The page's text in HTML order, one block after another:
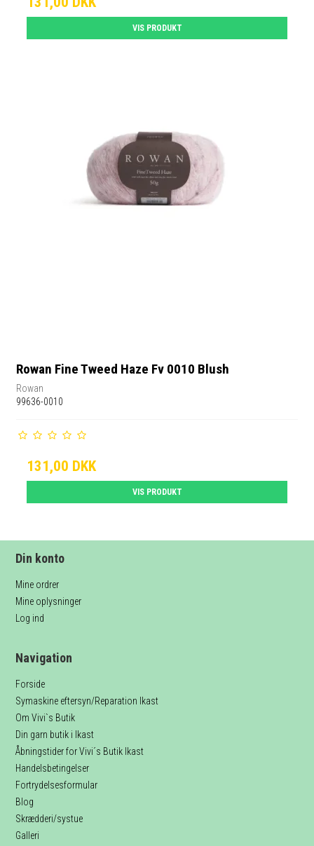
VIS PRODUKT
Rowan Fine Tweed Haze Fv 0010 Blush
Rowan
99636-0010
131,00 DKK
VIS PRODUKT
Din konto
Mine ordrer
Mine oplysninger
Log ind
Navigation
Forside
Symaskine eftersyn/Reparation Ikast
Om Vivi`s Butik
Din garn butik i Ikast
Åbningstider for Vivi´s Butik Ikast
Handelsbetingelser
Fortrydelsesformular
Blog
Skrædderi/systue
Galleri